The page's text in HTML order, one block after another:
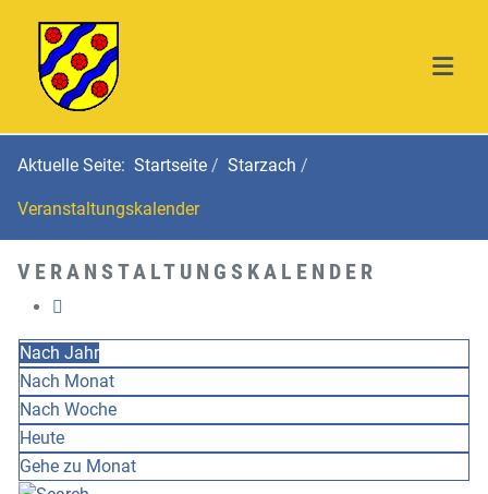
Aktuelle Seite: Startseite Starzach
Veranstaltungskalender
VERANSTALTUNGSKALENDER
Nach Jahr
Nach Monat
Nach Woche
Heute
Gehe zu Monat